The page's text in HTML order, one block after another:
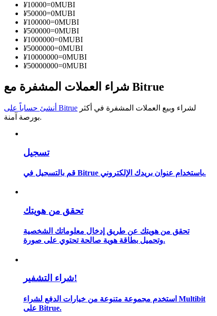
استمتع بتقاسم الأرباح وعمولات نسخ التداول
معلومة
مرشد
¥10000=0MUBI
¥50000=0MUBI
¥100000=0MUBI
¥500000=0MUBI
¥1000000=0MUBI
¥5000000=0MUBI
¥10000000=0MUBI
¥50000000=0MUBI
شراء العملات المشفرة مع Bitrue
أنشئ حساباً على Bitrue
بورصة آمنة.
تسجيل
قم بالتسجيل في Bitrue باستخدام عنوان بريدك الإلكتروني.
تحقق من هويتك
تحقق من هويتك عن طريق إدخال معلوماتك الشخصية
وتحميل بطاقة هوية صالحة تحتوي على صورة.
شراء التشفير!
استخدم مجموعة متنوعة من خيارات الدفع لشراء Multibit
على Bitrue.